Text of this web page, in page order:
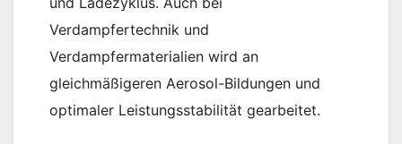
Verdampfertechnik und
Verdampfermaterialien wird an
gleichmäßigeren Aerosol-Bildungen und
optimaler Leistungsstabilität gearbeitet.